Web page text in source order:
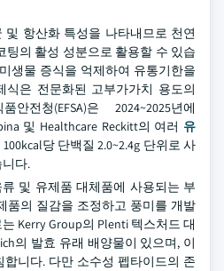
및 항산화 특성을 나타내므로 천연
팅의 활성 성분으로 활용할 수 있습
생물 증식을 억제하여 유통기한을
식은 전문화된 고부가가치 용도의
전청(EFSA)은 2024~2025년에
및 Healthcare Reckitt의 여러 유
100kcal당 단백질 2.0~2.4g 단위로 사
다.
및 유제품 대체품에 사용되는 부
품의 질감을 조정하고 풍미를 개발
Kerry Group의 Plenti 텍스처드 대
의 발효 유래 배양물이 있으며, 이
니다. 다만 소수성 펩타이드의 존